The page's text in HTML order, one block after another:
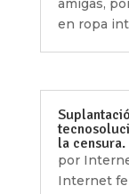
amigas,
en ropa
la censura.
por
Internet